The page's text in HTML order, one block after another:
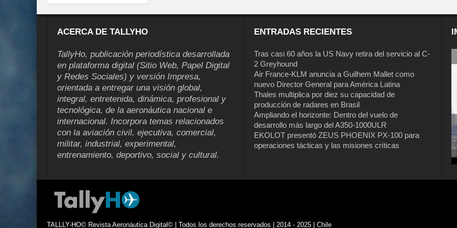
ACERCA DE TALLYHO
TallyHo, publicación periodística desarrollada
en plataforma digital (Sitio Web, Papel Digital
y Redes Sociales) y versión Impresa,
orientada a entregar una visión global,
integral, entretenida, dinámica, profesional y
tecnológica, de la aeronáutica nacional e
internacional. Incorpora temas relacionados
con la aviación civil, ejecutiva, comercial,
militar, industrial, experimental,
entrenamiento, deportivo, social y cultural.
ENTRADAS RECIENTES
Tras casi 60 años la US Navy retira del servicio al C-
2 Greyhound
Air France-KLM anuncia a Guilhem Mallet como
nuevo Director General para América Latina
Thales multiplica por diez su capacidad de
producción de radares en Brasil
Ampliando el horizonte: Dentro del vuelo de
desarrollo más largo del A350-1000ULR
EKOLOT presentó ZEUS PHOENIX PX-100 para
operaciones tácticas y las misiones críticas
Tras casi 60 años la US Navy retira del
servicio al C-2 Greyhound
TALLLY-HO© Revista Aeronáutica Digital© | Todos los derechos reservados | 2014 - 2025 | Chile